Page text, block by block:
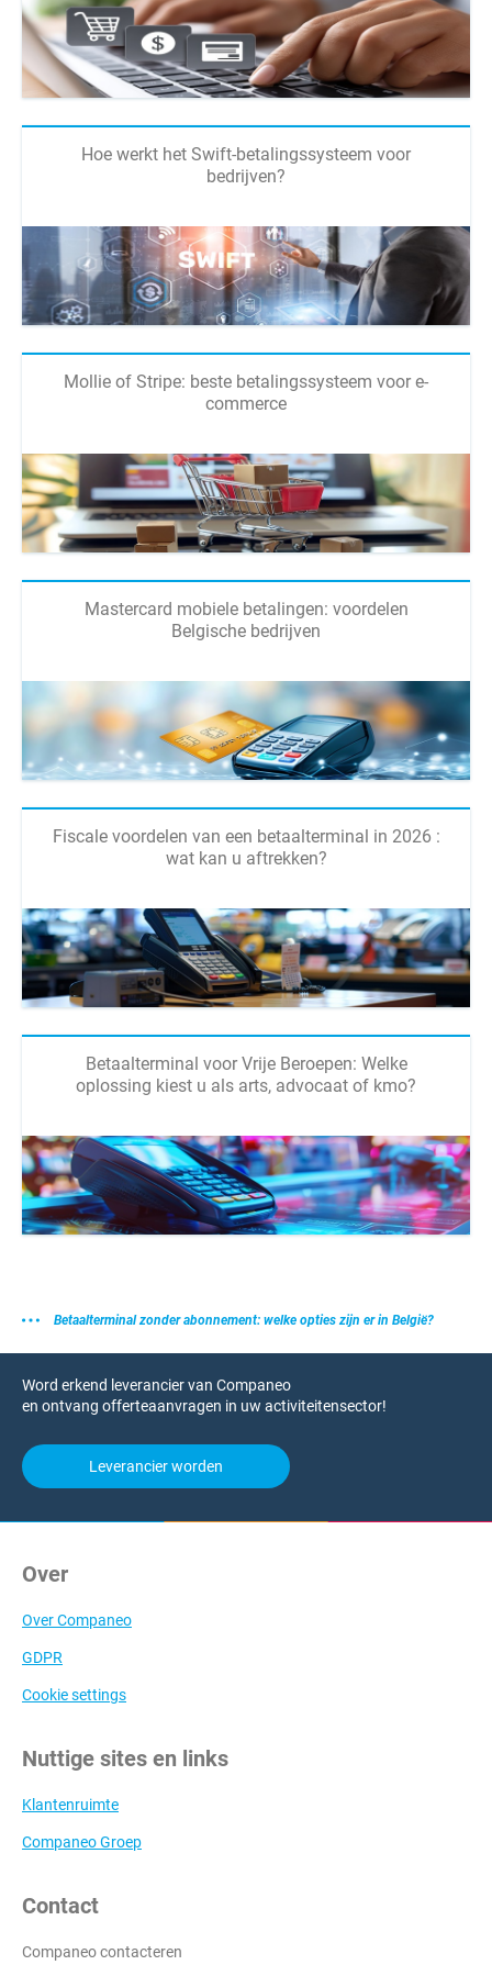
Hoe werkt het Swift-betalingssysteem voor
bedrijven?
Mollie of Stripe: beste betalingssysteem voor e-
commerce
Mastercard mobiele betalingen: voordelen
Belgische bedrijven
Fiscale voordelen van een betaalterminal in 2026 :
wat kan u aftrekken?
Betaalterminal voor Vrije Beroepen: Welke
oplossing kiest u als arts, advocaat of kmo?
Betaalterminal zonder abonnement: welke opties zijn er in België?
Word erkend leverancier van Companeo
en ontvang offerteaanvragen in uw activiteitensector!
Leverancier worden
Over
Over Companeo
GDPR
Cookie settings
Nuttige sites en links
Klantenruimte
Companeo Groep
Contact
Companeo contacteren